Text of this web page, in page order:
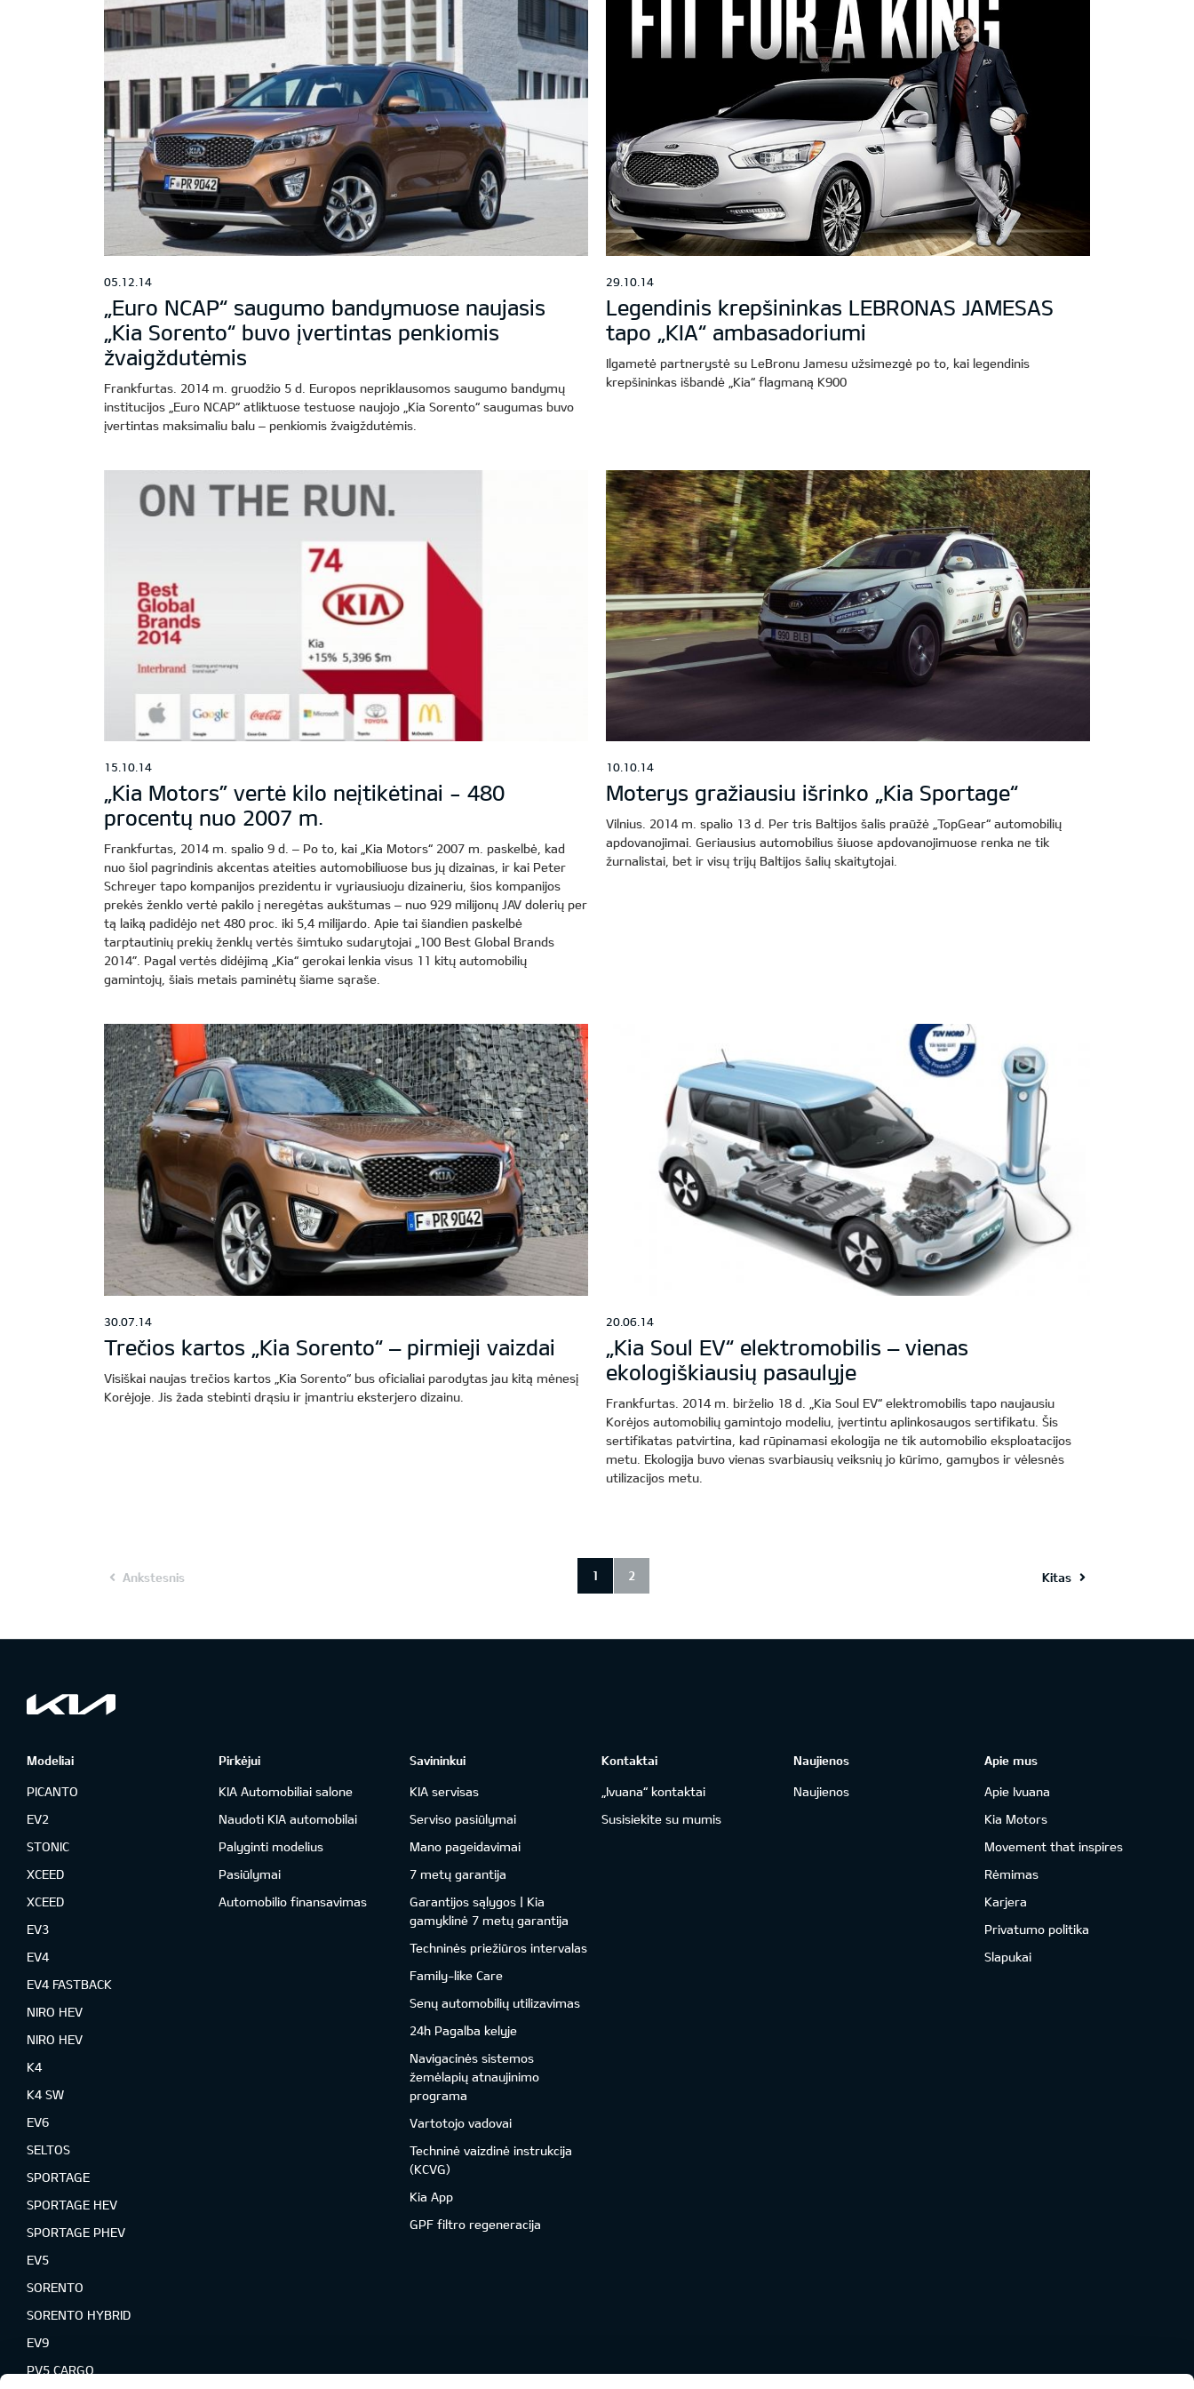
05.12.14
„Euro NCAP“ saugumo bandymuose naujasis
„Kia Sorento“ buvo įvertintas penkiomis
žvaigždutėmis
Frankfurtas. 2014 m. gruodžio 5 d. Europos nepriklausomos saugumo bandymų
institucijos „Euro NCAP“ atliktuose testuose naujojo „Kia Sorento“ saugumas buvo
įvertintas maksimaliu balu – penkiomis žvaigždutėmis.
29.10.14
Legendinis krepšininkas LEBRONAS JAMESAS
tapo „KIA“ ambasadoriumi
Ilgametė partnerystė su LeBronu Jamesu užsimezgė po to, kai legendinis
krepšininkas išbandė „Kia“ flagmaną K900
15.10.14
„Kia Motors” vertė kilo neįtikėtinai - 480
procentų nuo 2007 m.
Frankfurtas, 2014 m. spalio 9 d. – Po to, kai „Kia Motors“ 2007 m. paskelbė, kad
nuo šiol pagrindinis akcentas ateities automobiliuose bus jų dizainas, ir kai Peter
Schreyer tapo kompanijos prezidentu ir vyriausiuoju dizaineriu, šios kompanijos
prekės ženklo vertė pakilo į neregėtas aukštumas – nuo 929 milijonų JAV dolerių per
tą laiką padidėjo net 480 proc. iki 5,4 milijardo. Apie tai šiandien paskelbė
tarptautinių prekių ženklų vertės šimtuko sudarytojai „100 Best Global Brands
2014”. Pagal vertės didėjimą „Kia“ gerokai lenkia visus 11 kitų automobilių
gamintojų, šiais metais paminėtų šiame sąraše.
10.10.14
Moterys gražiausiu išrinko „Kia Sportage“
Vilnius. 2014 m. spalio 13 d. Per tris Baltijos šalis praūžė „TopGear“ automobilių
apdovanojimai. Geriausius automobilius šiuose apdovanojimuose renka ne tik
žurnalistai, bet ir visų trijų Baltijos šalių skaitytojai.
30.07.14
Trečios kartos „Kia Sorento“ – pirmieji vaizdai
Visiškai naujas trečios kartos „Kia Sorento“ bus oficialiai parodytas jau kitą mėnesį
Korėjoje. Jis žada stebinti drąsiu ir įmantriu eksterjero dizainu.
20.06.14
„Kia Soul EV“ elektromobilis – vienas
ekologiškiausių pasaulyje
Frankfurtas. 2014 m. birželio 18 d. „Kia Soul EV“ elektromobilis tapo naujausiu
Korėjos automobilių gamintojo modeliu, įvertintu aplinkosaugos sertifikatu. Šis
sertifikatas patvirtina, kad rūpinamasi ekologija ne tik automobilio eksploatacijos
metu. Ekologija buvo vienas svarbiausių veiksnių jo kūrimo, gamybos ir vėlesnės
utilizacijos metu.
Ankstesnis Kitas
1 2
Modeliai
PICANTO
EV2
STONIC
XCEED
XCEED
EV3
EV4
EV4 FASTBACK
NIRO HEV
NIRO HEV
K4
K4 SW
EV6
SELTOS
SPORTAGE
SPORTAGE HEV
SPORTAGE PHEV
EV5
SORENTO
SORENTO HYBRID
EV9
PV5 CARGO
Pirkėjui
KIA Automobiliai salone
Naudoti KIA automobilai
Palyginti modelius
Pasiūlymai
Automobilio finansavimas
Savininkui
KIA servisas
Serviso pasiūlymai
Mano pageidavimai
7 metų garantija
Garantijos sąlygos | Kia
gamyklinė 7 metų garantija
Techninės priežiūros intervalas
Family-like Care
Senų automobilių utilizavimas
24h Pagalba kelyje
Navigacinės sistemos
žemėlapių atnaujinimo
programa
Vartotojo vadovai
Techninė vaizdinė instrukcija
(KCVG)
Kia App
GPF filtro regeneracija
Kontaktai
„Ivuana“ kontaktai
Susisiekite su mumis
Naujienos
Naujienos
Apie mus
Apie Ivuana
Kia Motors
Movement that inspires
Rėmimas
Karjera
Privatumo politika
Slapukai